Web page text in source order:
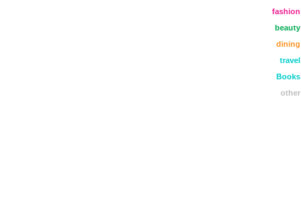
fashion
beauty
dining
travel
Books
other